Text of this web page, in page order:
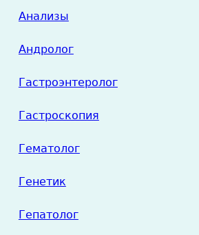
Анализы
Андролог
Гастроэнтеролог
Гастроскопия
Гематолог
Генетик
Гепатолог